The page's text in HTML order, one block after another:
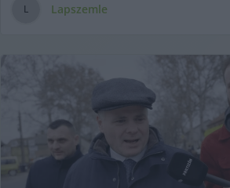
L Lapszemle